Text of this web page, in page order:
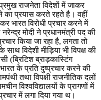
राजनेता विदेशों में जाकर
का प्रयास करते रहते है। वहीं
भारत विरोधी प्रचार करने में
मोदी ने प्रधानमंत्री पद की
किया जा रहा है, लगता तो
विदेशी मीड़िया भी विपक्ष की
(ब्रिटिश ब्राड़कास्टिंग
के प्रति दुष्प्रचार करने की
तथा विपक्षी राजनीतिक दलों
विश्वविद्यालयों के प्रागणों में
में लगा दिया गया थ।